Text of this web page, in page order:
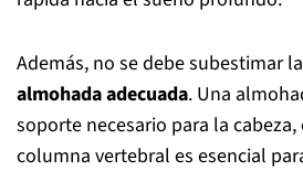
Además, no se debe subestimar
almohada adecuada. Una
soporte necesario para la
columna vertebral es esencial